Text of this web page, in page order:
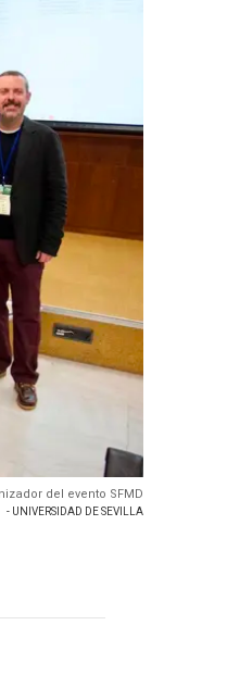
del evento SFMD
- UNIVERSIDAD DE SEVILLA